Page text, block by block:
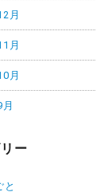
月
月
月
ー
と